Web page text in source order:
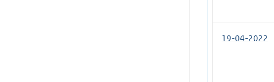
19-04-2022